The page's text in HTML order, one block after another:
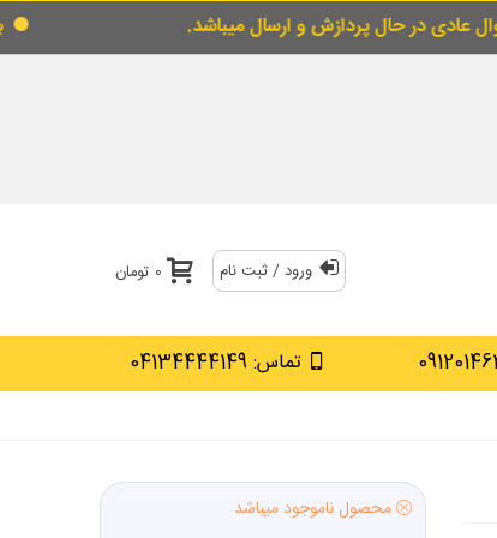
و ارسال میباشد.
برای خرید
ورود / ثبت نام 0 تومان
تماس: 04134444149
محصول ناموجود میباشد